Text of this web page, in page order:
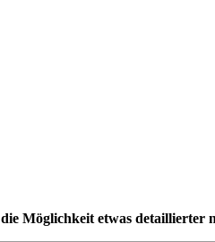
Möglichkeit etwas detaillierter